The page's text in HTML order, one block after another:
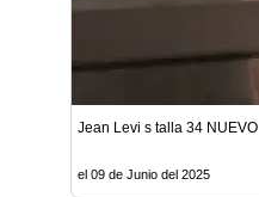
Jean Levi s talla 34 NUEVO
el 09 de Junio del 2025